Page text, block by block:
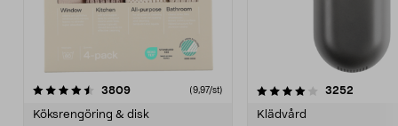
3809recensioner (9,97/st)
Köksrengöring & disk
4.0av 5 stjärnor 3252
Klädvård
4.5av 5 stjärnor